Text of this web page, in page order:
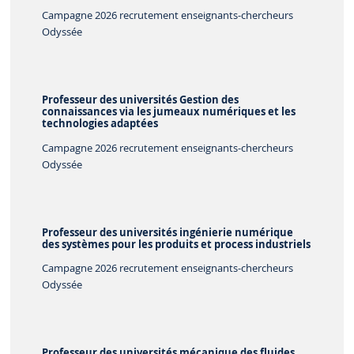
Campagne 2026 recrutement enseignants-chercheurs
Odyssée
Professeur des universités Gestion des
connaissances via les jumeaux numériques et les
technologies adaptées
Campagne 2026 recrutement enseignants-chercheurs
Odyssée
Professeur des universités ingénierie numérique
des systèmes pour les produits et process industriels
Campagne 2026 recrutement enseignants-chercheurs
Odyssée